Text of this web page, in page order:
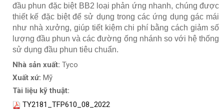
đầu phun đặc biệt BB2 loại phản ứng nhanh, chúng được
thiết kế đặc biệt để sử dụng trong các ứng dụng gác mái
như nhà xưởng, giúp tiết kiệm chi phí bằng cách giảm số
lượng đầu phun và các đường ống nhánh so với hệ thống
sử dụng đầu phun tiêu chuẩn.
Nhà sản xuất: Tyco
Xuất xứ: Mỹ
Tài liệu kỹ thuật:
TY2181_TFP610_08_2022